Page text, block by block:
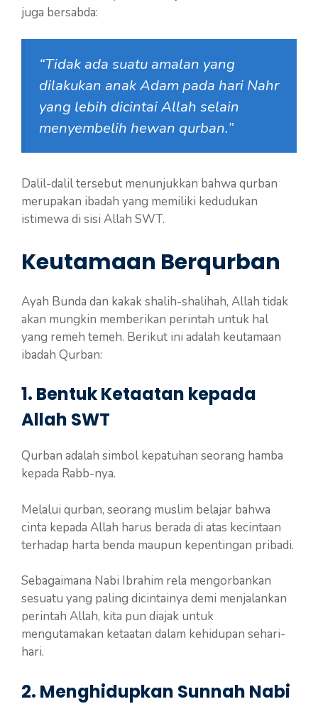
juga bersabda:
“Tidak ada suatu amalan yang
dilakukan anak Adam pada hari Nahr
yang lebih dicintai Allah selain
menyembelih hewan qurban.”
Dalil-dalil tersebut menunjukkan bahwa qurban
merupakan ibadah yang memiliki kedudukan
istimewa di sisi Allah SWT.
Keutamaan Berqurban
Ayah Bunda dan kakak shalih-shalihah, Allah tidak
akan mungkin memberikan perintah untuk hal
yang remeh temeh. Berikut ini adalah keutamaan
ibadah Qurban:
1. Bentuk Ketaatan kepada
Allah SWT
Qurban adalah simbol kepatuhan seorang hamba
kepada Rabb-nya.
Melalui qurban, seorang muslim belajar bahwa
cinta kepada Allah harus berada di atas kecintaan
terhadap harta benda maupun kepentingan pribadi.
Sebagaimana Nabi Ibrahim rela mengorbankan
sesuatu yang paling dicintainya demi menjalankan
perintah Allah, kita pun diajak untuk
mengutamakan ketaatan dalam kehidupan sehari-
hari.
2. Menghidupkan Sunnah Nabi